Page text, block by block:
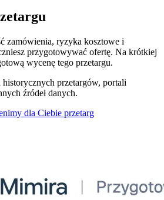
zamówienia, ryzyka kosztowe i
przygotowywać ofertę. Na krótkiej
wycenę tego przetargu.
przetargów, portali
źródeł danych.
dla Ciebie przetarg